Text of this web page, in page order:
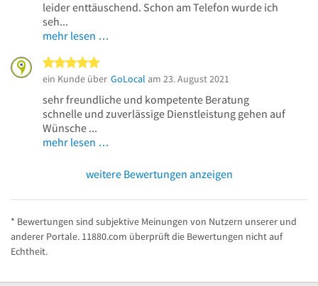
leider enttäuschend. Schon am Telefon wurde ich
seh...
mehr lesen …
ein Kunde über GoLocal am 23. August 2021
sehr freundliche und kompetente Beratung
schnelle und zuverlässige Dienstleistung gehen auf
Wünsche ...
mehr lesen …
weitere Bewertungen anzeigen
* Bewertungen sind subjektive Meinungen von Nutzern unserer und
anderer Portale. 11880.com überprüft die Bewertungen nicht auf
Echtheit.